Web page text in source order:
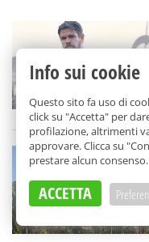
Info sui cookie
Questo sito fa uso di
click su "Accetta" per
profilazione, altrimenti
approvare. Clicca su
prestare alcun consenso.
ACCETTA